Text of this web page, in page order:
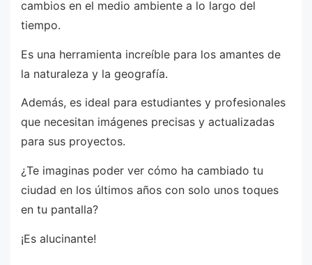
cambios en el medio ambiente a lo largo del
tiempo.
Es una herramienta increíble para los amantes de
la naturaleza y la geografía.
Además, es ideal para estudiantes y profesionales
que necesitan imágenes precisas y actualizadas
para sus proyectos.
¿Te imaginas poder ver cómo ha cambiado tu
ciudad en los últimos años con solo unos toques
en tu pantalla?
¡Es alucinante!